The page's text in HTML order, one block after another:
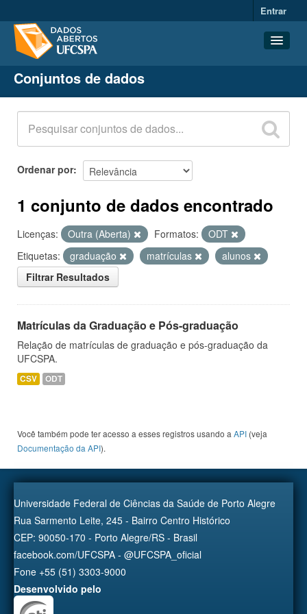
Entrar
Conjuntos de dados
Organizações
Grupos
Sobre
Conjuntos de dados
Ordenar por
1 conjunto de dados encontrado
Licenças: Outra (Aberta) Formatos:
ODT
Etiquetas:
graduação matrículas
alunos
Filtrar Resultados
Matrículas da Graduação e Pós-graduação
Relação de matrículas de graduação e pós-graduação da
UFCSPA.
CSV ODT
Você também pode ter acesso a esses registros usando a API (veja
Documentação da API).
Universidade Federal de Ciências da Saúde de Porto Alegre
Rua Sarmento Leite, 245 - Bairro Centro Histórico
CEP: 90050-170 - Porto Alegre/RS - Brasil
facebook.com/UFCSPA - @UFCSPA_oficial
Fone +55 (51) 3303-9000
Desenvolvido pelo